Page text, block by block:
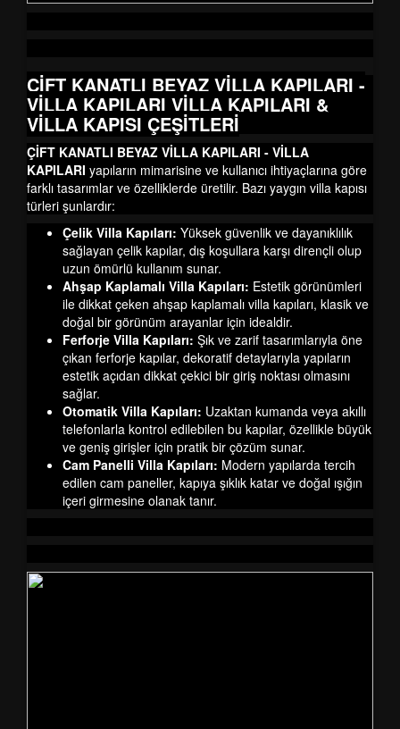
ÇİFT KANATLI BEYAZ VİLLA KAPILARI -
VİLLA KAPILARI VİLLA KAPILARI &
VİLLA KAPISI ÇEŞİTLERİ
ÇİFT KANATLI BEYAZ VİLLA KAPILARI - VİLLA
KAPILARI yapıların mimarisine ve kullanıcı ihtiyaçlarına göre
farklı tasarımlar ve özelliklerde üretilir. Bazı yaygın villa kapısı
türleri şunlardır:
Çelik Villa Kapıları: Yüksek güvenlik ve dayanıklılık
sağlayan çelik kapılar, dış koşullara karşı dirençli olup
uzun ömürlü kullanım sunar.
Ahşap Kaplamalı Villa Kapıları: Estetik görünümleri
ile dikkat çeken ahşap kaplamalı villa kapıları, klasik ve
doğal bir görünüm arayanlar için idealdir.
Ferforje Villa Kapıları: Şık ve zarif tasarımlarıyla öne
çıkan ferforje kapılar, dekoratif detaylarıyla yapıların
estetik açıdan dikkat çekici bir giriş noktası olmasını
sağlar.
Otomatik Villa Kapıları: Uzaktan kumanda veya akıllı
telefonlarla kontrol edilebilen bu kapılar, özellikle büyük
ve geniş girişler için pratik bir çözüm sunar.
Cam Panelli Villa Kapıları: Modern yapılarda tercih
edilen cam paneller, kapıya şıklık katar ve doğal ışığın
içeri girmesine olanak tanır.